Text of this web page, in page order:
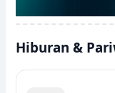
Hiburan &